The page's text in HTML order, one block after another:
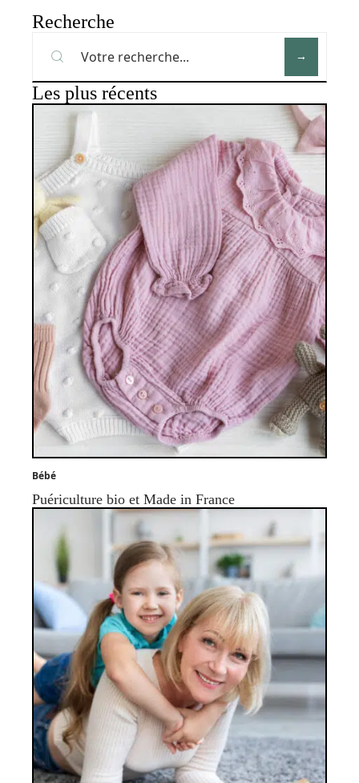
Recherche
Les plus récents
Bébé
Puériculture bio et Made in France